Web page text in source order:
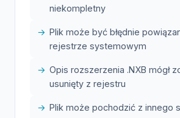
niekompletny
Plik może być błędnie
rejestrze systemowym
Opis rozszerzenia .NXB mógł
usunięty z rejestru
Plik może pochodzić z innego